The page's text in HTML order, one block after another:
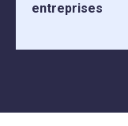
entreprises